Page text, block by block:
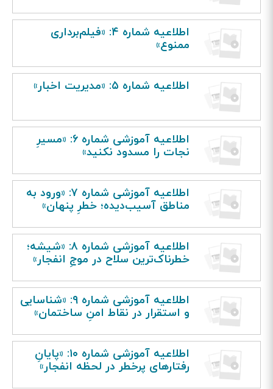
اطلاعیه شماره ۴: «فیلم‌برداری
ممنوع»
اطلاعیه شماره ۵: «مدیریت اخبار»
اطلاعیه آموزشی شماره ۶: «مسیرِ
نجات را مسدود نکنید»
اطلاعیه آموزشی شماره ۷: «ورود به
مناطق آسیب‌دیده؛ خطرِ پنهان»
اطلاعیه آموزشی شماره ۸: «شیشه؛
خطرناک‌ترین سلاح در موجِ انفجار»
اطلاعیه آموزشی شماره ۹: «شناسایی
و استقرار در نقاط امنِ ساختمان»
اطلاعیه آموزشی شماره ۱۰: «پایانِ
رفتارهای پرخطر در لحظه انفجار»